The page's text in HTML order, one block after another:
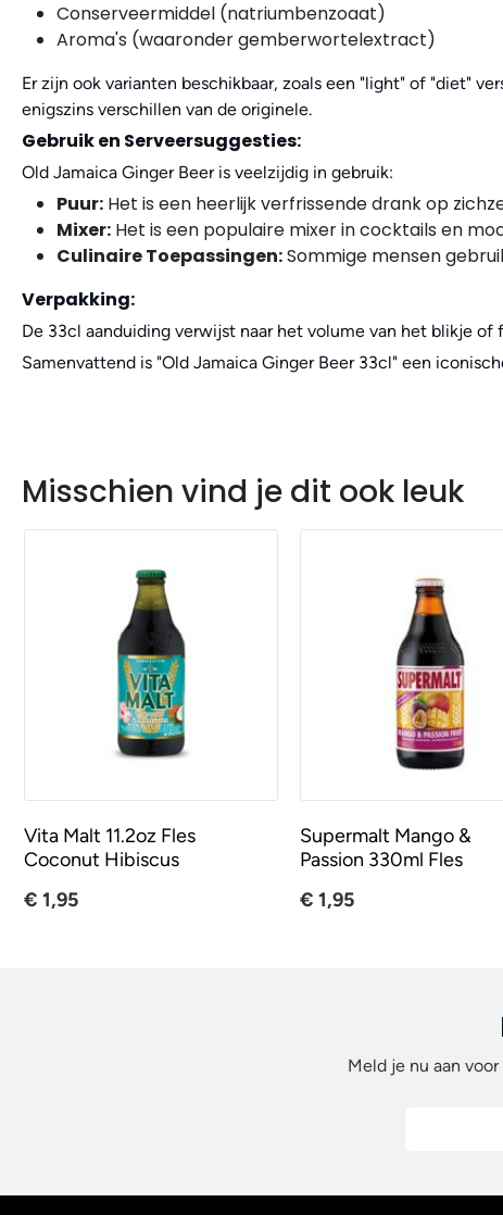
Conserveermiddel (natriumbenzoaat)
Aroma's (waaronder gemberwortelextract)
Er zijn ook varianten beschikbaar, zoals een "light" of "diet"
enigszins verschillen van de originele.
Gebruik en Serveersuggesties:
Old Jamaica Ginger Beer is veelzijdig in gebruik:
Puur: Het is een heerlijk verfrissende drank op
Mixer: Het is een populaire mixer in cocktails en
Culinaire Toepassingen:Sommige mensen
Verpakking:
De 33cl aanduiding verwijst naar het volume van het blikje
Samenvattend is "Old Jamaica Ginger Beer 33cl" een
Misschien vind je dit ook leuk
Vita Malt 11.2oz Fles
Coconut Hibiscus
€ 1,95
Supermalt Mango &
Passion 330ml Fles
€ 1,95
Meld je nu aan